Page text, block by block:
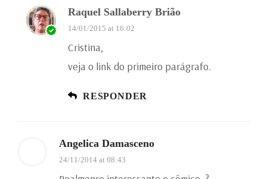
Raquel Sallaberry Brião
14/01/2015 at 16:02
Cristina,
veja o link do primeiro parágrafo.
RESPONDER
Angelica Damasceno
24/11/2014 at 08:43